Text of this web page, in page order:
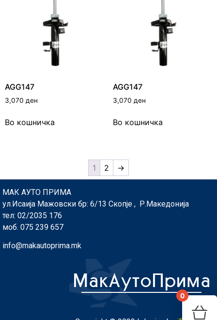
AGG147
3,070 ден
Во кошничка
AGG147
3,070 ден
Во кошничка
1 2 →
МАК АУТО ПРИМА
ул.Исаија Мажовски бр: 6/13 Скопје , Р.Македонија
тел: 02/2035 176
моб. 075 239 657
info@makautoprima.mk
0